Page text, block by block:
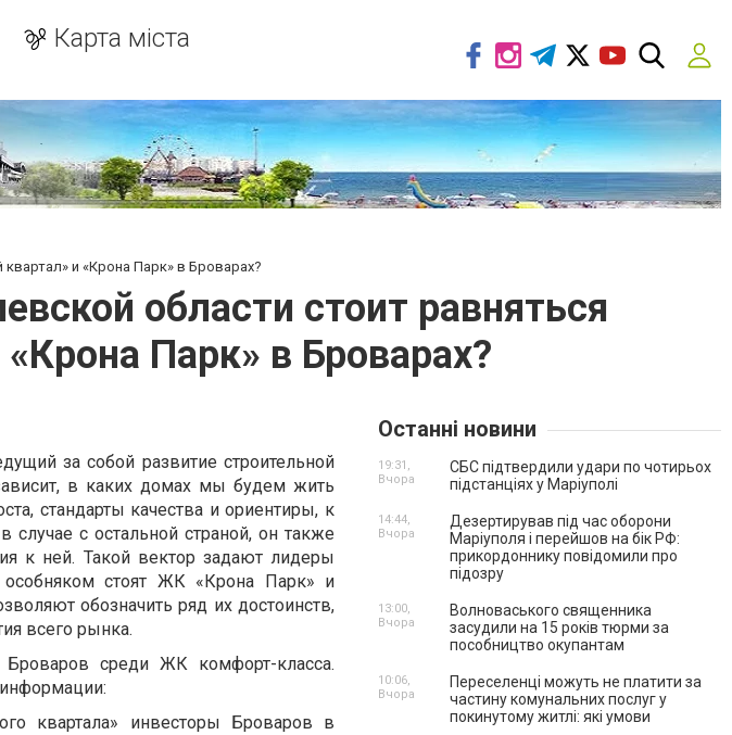
Карта міста
и «Крона Парк» в Броварах?
области стоит равняться
Парк» в Броварах?
за собой развитие строительной
в каких домах мы будем жить
стандарты качества и ориентиры, к
с остальной страной, он также
к ней. Такой вектор задают лидеры
особняком стоят ЖК «Крона Парк» и
обозначить ряд их достоинств,
всего рынка.
среди ЖК комфорт-класса.
квартала» инвесторы Броваров в
Останні новини
СБС підтвердили удари по чотирьох
підстанціях у Маріуполі
19:31,
Вчора
Дезертирував під час оборони
Маріуполя і перейшов на бік РФ:
прикордоннику повідомили про
підозру
14:44,
Вчора
Волноваського священника
засудили на 15 років тюрми за
пособництво окупантам
13:00,
Вчора
Переселенці можуть не платити за
частину комунальних послуг у
покинутому житлі: які умови
10:06,
Вчора